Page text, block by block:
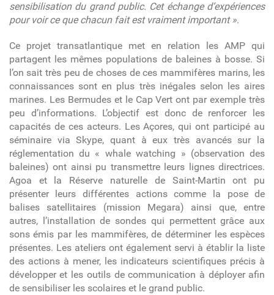
sensibilisation du grand public. Cet échange d’expériences
pour voir ce que chacun fait est vraiment important ».
Ce projet transatlantique met en relation les AMP qui
partagent les mêmes populations de baleines à bosse. Si
l’on sait très peu de choses de ces mammifères marins, les
connaissances sont en plus très inégales selon les aires
marines. Les Bermudes et le Cap Vert ont par exemple très
peu d’informations. L’objectif est donc de renforcer les
capacités de ces acteurs. Les Açores, qui ont participé au
séminaire via Skype, quant à eux très avancés sur la
réglementation du « whale watching » (observation des
baleines) ont ainsi pu transmettre leurs lignes directrices.
Agoa et la Réserve naturelle de Saint-Martin ont pu
présenter leurs différentes actions comme la pose de
balises satellitaires (mission Megara) ainsi que, entre
autres, l’installation de sondes qui permettent grâce aux
sons émis par les mammifères, de déterminer les espèces
présentes. Les ateliers ont également servi à établir la liste
des actions à mener, les indicateurs scientifiques précis à
développer et les outils de communication à déployer afin
de sensibiliser les scolaires et le grand public.